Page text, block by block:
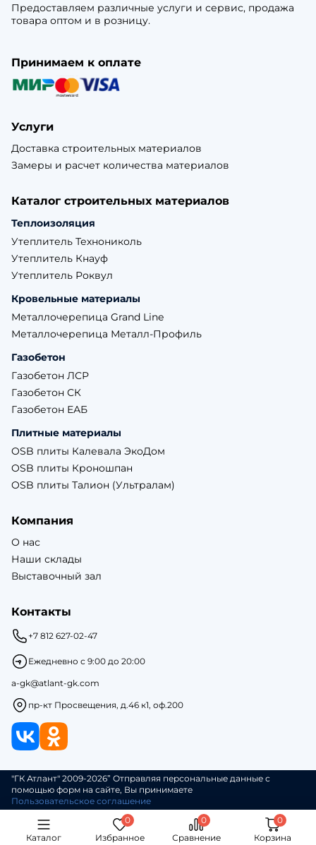
Каталог Избранное Сравнение Корзина
Предоставляем различные услуги и сервис, продажа
товара оптом и в розницу.
Принимаем к оплате
Услуги
Доставка строительных материалов
Замеры и расчет количества материалов
Каталог строительных материалов
Теплоизоляция
Утеплитель Технониколь
Утеплитель Кнауф
Утеплитель Роквул
Кровельные материалы
Металлочерепица Grand Line
Металлочерепица Металл-Профиль
Газобетон
Газобетон ЛСР
Газобетон СК
Газобетон ЕАБ
Плитные материалы
OSB плиты Калевала ЭкоДом
OSB плиты Кроношпан
OSB плиты Талион (Ультралам)
Компания
О нас
Наши склады
Выставочный зал
Контакты
+7 812 627-02-47
Ежедневно с 9:00 до 20:00
a-gk@atlant-gk.com
пр-кт Просвещения, д.46 к1, оф.200
"ГК Атлант" 2009-2026” Отправляя персональные данные с
помощью форм на сайте, Вы принимаете
Пользовательское соглашение